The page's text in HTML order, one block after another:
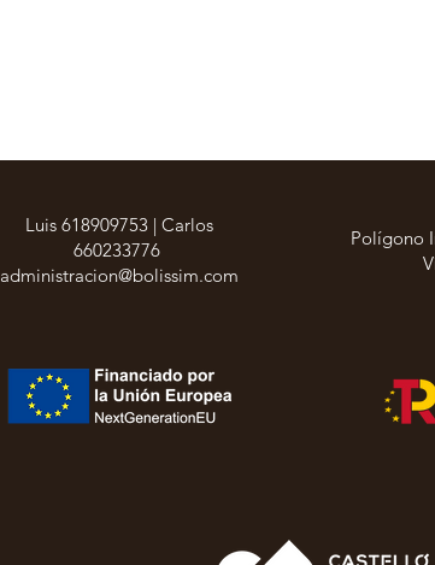
Luis 618909753 | Carlos
660233776
administracion@bolissim.com
Polígono